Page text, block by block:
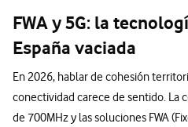
FWA y 5G: la
España vaciada
En 2026, hablar de cohesión
conectividad carece de sentido. La
de 700MHz y las soluciones FWA